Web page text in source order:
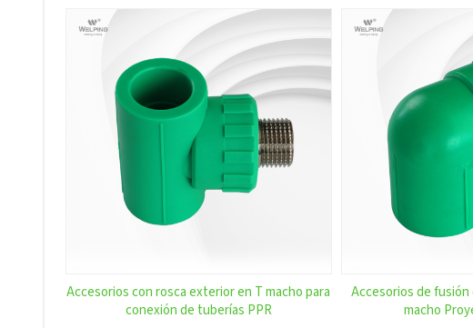
Accesorios con rosca exterior en T macho para
conexión de tuberías PPR
Accesorios de fusión
macho